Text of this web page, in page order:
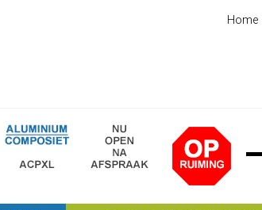
Home